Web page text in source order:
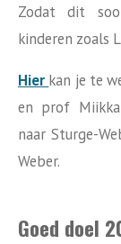
Zodat dit
kinderen zoals
Hier kan je te
en prof
naar Sturge-
Weber.
Goed doel